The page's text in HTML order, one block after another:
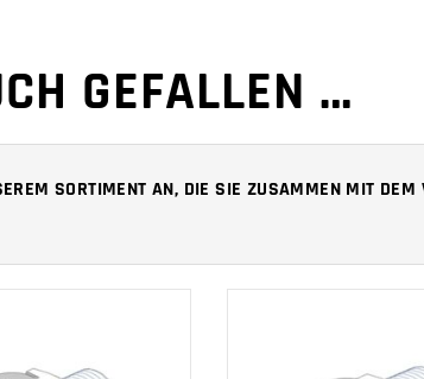
GEFALLEN …
SORTIMENT AN, DIE SIE ZUSAMMEN MIT DEM